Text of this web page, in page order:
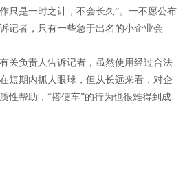
只是一时之计，不会长久”。一不愿公布
记者，只有一些急于出名的小企业会
负责人告诉记者，虽然使用经过合法
短期内抓人眼球，但从长远来看，对企
性帮助，“搭便车”的行为也很难得到成